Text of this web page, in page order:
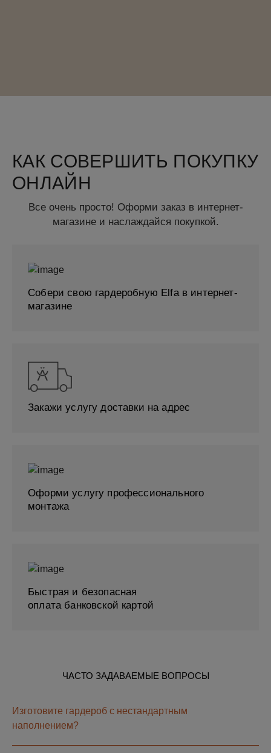
КАК СОВЕРШИТЬ ПОКУПКУ
ОНЛАЙН
Все очень просто! Оформи заказ в интернет-
магазине и наслаждайся покупкой.
Собери свою гардеробную Elfa в интернет-
магазине
Закажи услугу доставки на адрес
Оформи услугу профессионального
монтажа
Быстрая и безопасная
оплата банковской картой
ЧАСТО ЗАДАВАЕМЫЕ ВОПРОСЫ
Изготовите гардероб с нестандартным
наполнением?